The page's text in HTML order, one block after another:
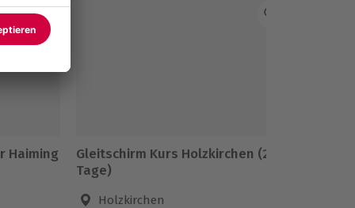
Haiming
Gleitschirm Kurs Holzkirchen (2
Tage)
Holzkirchen